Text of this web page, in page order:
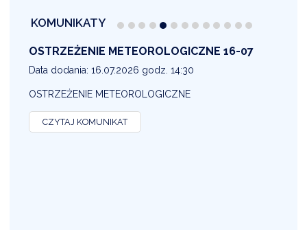
KOMUNIKATY
OSTRZEŻENIE METEOROLOGICZNE 16-07
Data dodania: 16.07.2026 godz. 14:30
OSTRZEŻENIE METEOROLOGICZNE
CZYTAJ KOMUNIKAT